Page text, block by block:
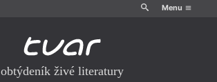
Menu
obtýdeník živé literatury